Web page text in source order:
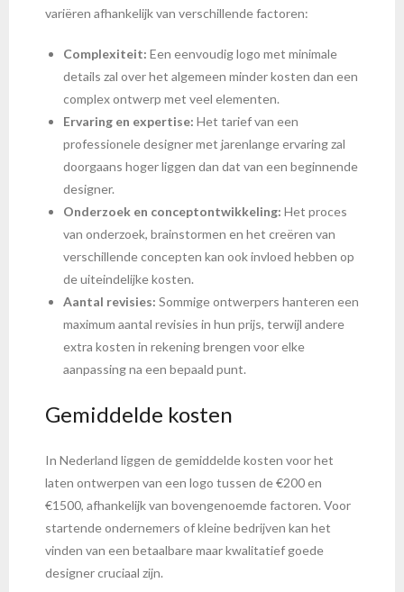
variëren afhankelijk van verschillende factoren:
Complexiteit: Een eenvoudig logo met minimale
details zal over het algemeen minder kosten dan een
complex ontwerp met veel elementen.
Ervaring en expertise: Het tarief van een
professionele designer met jarenlange ervaring zal
doorgaans hoger liggen dan dat van een beginnende
designer.
Onderzoek en conceptontwikkeling: Het proces
van onderzoek, brainstormen en het creëren van
verschillende concepten kan ook invloed hebben op
de uiteindelijke kosten.
Aantal revisies: Sommige ontwerpers hanteren een
maximum aantal revisies in hun prijs, terwijl andere
extra kosten in rekening brengen voor elke
aanpassing na een bepaald punt.
Gemiddelde kosten
In Nederland liggen de gemiddelde kosten voor het
laten ontwerpen van een logo tussen de €200 en
€1500, afhankelijk van bovengenoemde factoren. Voor
startende ondernemers of kleine bedrijven kan het
vinden van een betaalbare maar kwalitatief goede
designer cruciaal zijn.